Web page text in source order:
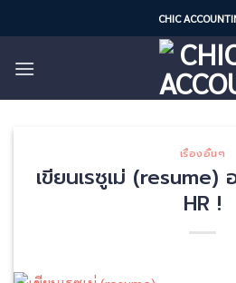
to
CHIC
เรื่องอื่นๆ
เขียนเรซูเม่ (resume)
HR !